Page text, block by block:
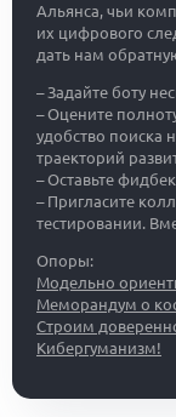
Альянса, чьи
их цифрового
дать нам
– Задайте боту
– Оцените
удобство поиска
траекторий
– Оставьте фидбек
– Пригласите
тестировании.
Опоры:
Модельно
Меморандум о
Строим
Кибергуманизм!